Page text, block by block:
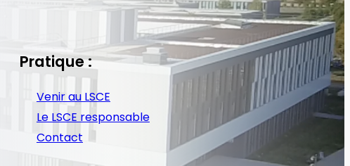
Pratique :
Venir au LSCE
Le LSCE responsable
Contact